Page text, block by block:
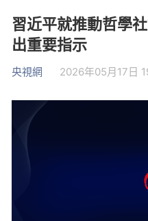
習近平就推動哲學
出重要指示
央視網 2026年05月17日